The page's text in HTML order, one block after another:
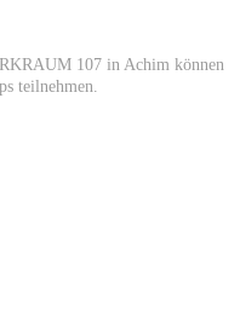
107 in Achim können
teilnehmen.